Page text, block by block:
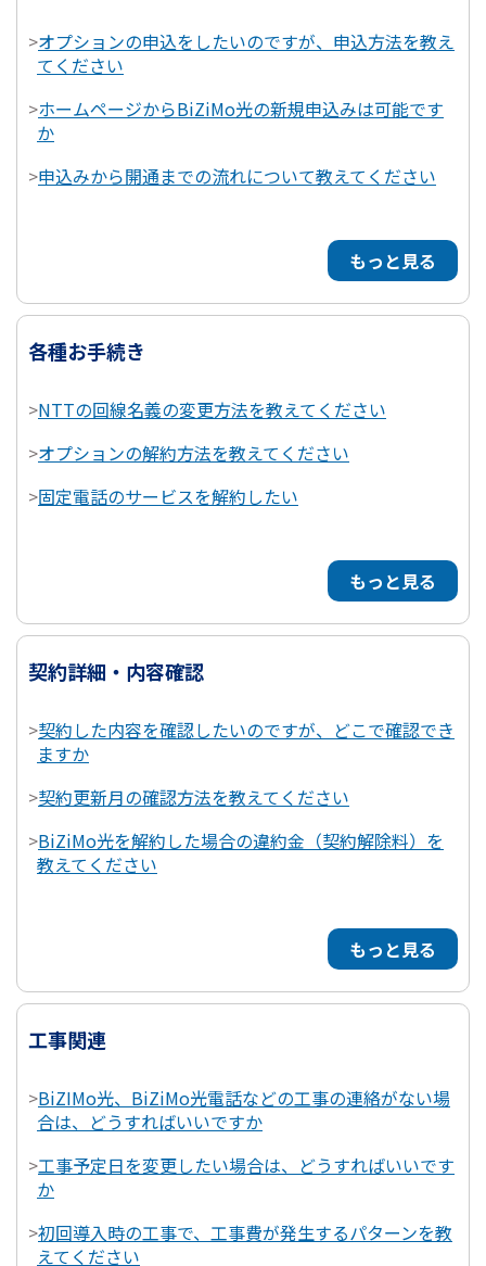
>オプションの申込をしたいのですが、申込方法を教え
てください
>ホームページからBiZiMo光の新規申込みは可能です
か
>申込みから開通までの流れについて教えてください
もっと見る
各種お手続き
>NTTの回線名義の変更方法を教えてください
>オプションの解約方法を教えてください
>固定電話のサービスを解約したい
もっと見る
契約詳細・内容確認
>契約した内容を確認したいのですが、どこで確認でき
ますか
>契約更新月の確認方法を教えてください
>BiZiMo光を解約した場合の違約金（契約解除料）を
教えてください
もっと見る
工事関連
>BiZIMo光、BiZiMo光電話などの工事の連絡がない場
合は、どうすればいいですか
>工事予定日を変更したい場合は、どうすればいいです
か
>初回導入時の工事で、工事費が発生するパターンを教
えてください